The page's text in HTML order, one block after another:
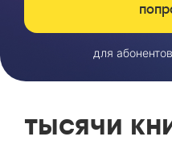
для
тысячи